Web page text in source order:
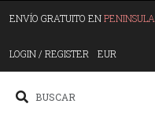
ENVÍO GRATUITO ENPENINSULA
LOGIN / REGISTER EUR